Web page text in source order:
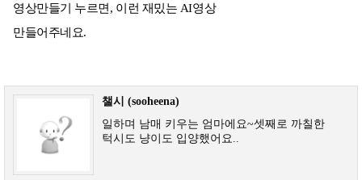
영상만들기 누르면, 이런 재밌는 AI영상
만들어주네요.
챌시 (sooheena)
일하며 남매 키우는 엄마에요~셋째로 까칠한
턱시도 냥이도 입양했어요..